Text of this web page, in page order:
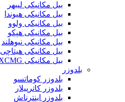
بیل مکانیکی لیبهر
بیل مکانیکی هیوندا
بیل مکانیکی ولوو
بیل مکانیکی هپکو
بیل مکانیکی نیوهلند
بیل مکانیکی هیتاچی
بیل مکانیکی XCMG
بلدوزر
بلدوزر کوماتسو
بلدوزر کاترپیلار
بلدوزر اینترناش